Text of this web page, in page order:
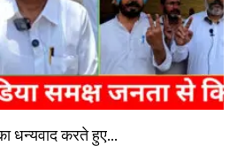
डालने से रोका…